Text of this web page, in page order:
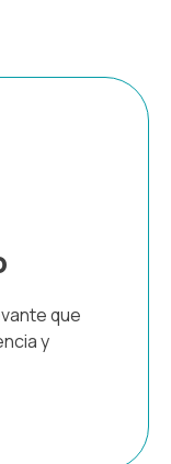
que
y